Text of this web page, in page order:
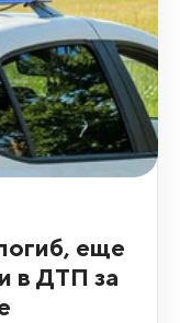
еще
в ДТП за